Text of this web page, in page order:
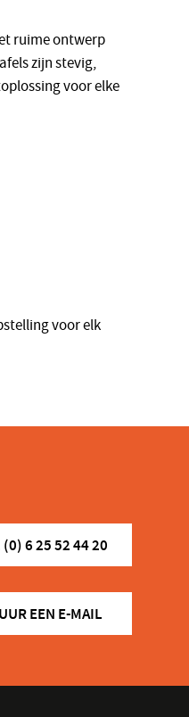
ruime ontwerp
zijn stevig,
voor elke
voor elk
6 25 52 44 20
EEN E-MAIL